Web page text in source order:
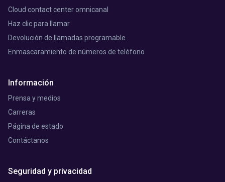
Cloud contact center omnicanal
Haz clic para llamar
Devolución de llamadas programable
Enmascaramiento de números de teléfono
Información
Prensa y medios
Carreras
Página de estado
Contáctanos
Seguridad y privacidad